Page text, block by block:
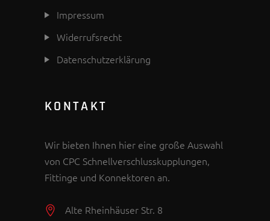
Impressum
Widerrufsrecht
Datenschutzerklärung
KONTAKT
Wir bieten Ihnen hier eine große Auswahl
von CPC Schnellverschlusskupplungen,
Fittinge und Konnektoren an.
Alte Rheinhäuser Str. 8